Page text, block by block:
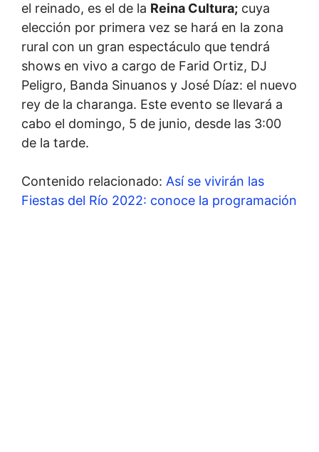
el reinado, es el de la Reina Cultura; cuya
elección por primera vez se hará en la zona
rural con un gran espectáculo que tendrá
shows en vivo a cargo de Farid Ortiz, DJ
Peligro, Banda Sinuanos y José Díaz: el nuevo
rey de la charanga. Este evento se llevará a
cabo el domingo, 5 de junio, desde las 3:00
de la tarde.
Contenido relacionado: Así se vivirán las
Fiestas del Río 2022: conoce la programación